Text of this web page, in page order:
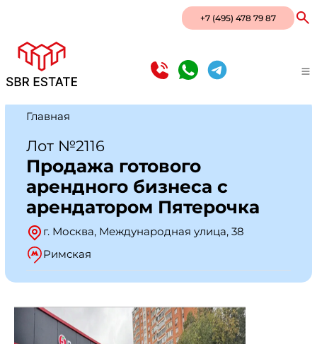
+7 (495) 478 79 87
Главная
Лот №2116
Продажа готового
арендного бизнеса с
арендатором Пятерочка
г. Москва, Международная улица, 38
Римская